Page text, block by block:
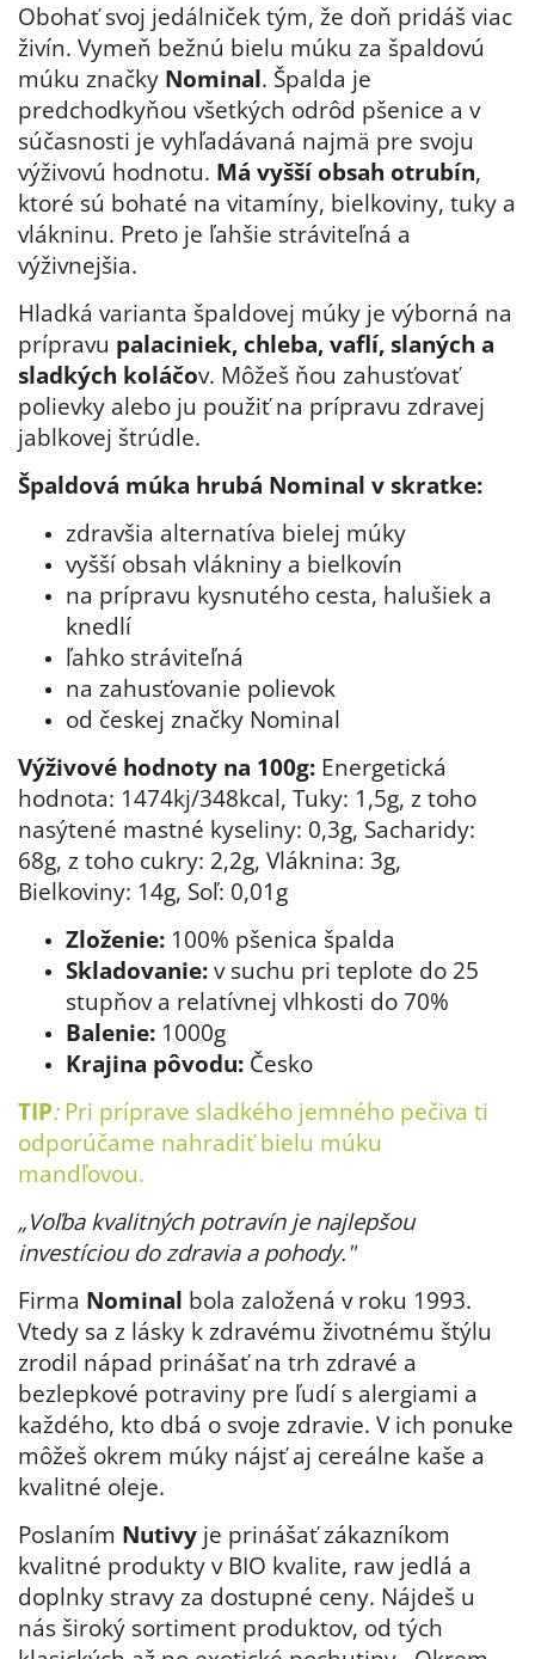
Obohať svoj jedálniček tým, že doň pridáš viac
živín. Vymeň bežnú bielu múku za špaldovú
múku značky Nominal. Špalda je
predchodkyňou všetkých odrôd pšenice a v
súčasnosti je vyhľadávaná najmä pre svoju
výživovú hodnotu. Má vyšší obsah otrubín,
ktoré sú bohaté na vitamíny, bielkoviny, tuky a
vlákninu. Preto je ľahšie stráviteľná a
výživnejšia.
Hladká varianta špaldovej múky je výborná na
prípravu palaciniek, chleba, vaflí, slaných a
sladkých koláčov. Môžeš ňou zahusťovať
polievky alebo ju použiť na prípravu zdravej
jablkovej štrúdle.
Špaldová múka hrubá Nominal v skratke:
zdravšia alternatíva bielej múky
vyšší obsah vlákniny a bielkovín
na prípravu kysnutého cesta, halušiek a
knedlí
ľahko stráviteľná
na zahusťovanie polievok
od českej značky Nominal
Výživové hodnoty na 100g: Energetická
hodnota: 1474kj/348kcal, Tuky: 1,5g, z toho
nasýtené mastné kyseliny: 0,3g, Sacharidy:
68g, z toho cukry: 2,2g, Vláknina: 3g,
Bielkoviny: 14g, Soľ: 0,01g
Zloženie: 100% pšenica špalda
Skladovanie: v suchu pri teplote do 25
stupňov a relatívnej vlhkosti do 70%
Balenie: 1000g
Krajina pôvodu: Česko
TIP:Pri príprave sladkého jemného pečiva ti
odporúčame nahradiť bielu múku
mandľovou.
„Voľba kvalitných potravín je najlepšou
investíciou do zdravia a pohody."
Firma Nominal bola založená v roku 1993.
Vtedy sa z lásky k zdravému životnému štýlu
zrodil nápad prinášať na trh zdravé a
bezlepkové potraviny pre ľudí s alergiami a
každého, kto dbá o svoje zdravie. V ich ponuke
môžeš okrem múky nájsť aj cereálne kaše a
kvalitné oleje.
Poslaním Nutivy je prinášať zákazníkom
kvalitné produkty v BIO kvalite, raw jedlá a
doplnky stravy za dostupné ceny. Nájdeš u
nás široký sortiment produktov, od tých